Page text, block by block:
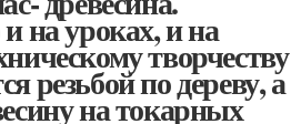
на уроках, и на
творчеству
резьбой по дереву, а
на токарных